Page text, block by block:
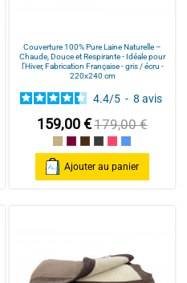
Couverture 100% Pure Laine Naturelle –
Chaude, Douce et Respirante - Idéale pour
l’Hiver, Fabrication Française - gris / écru -
220x240 cm
4.4/5 - 8avis
159,00 €179,00 €
Ecruprune / écru
chocolat / écru
gris / écru
Fuchsia / écru
Bleu / écru
Ajouter au panier